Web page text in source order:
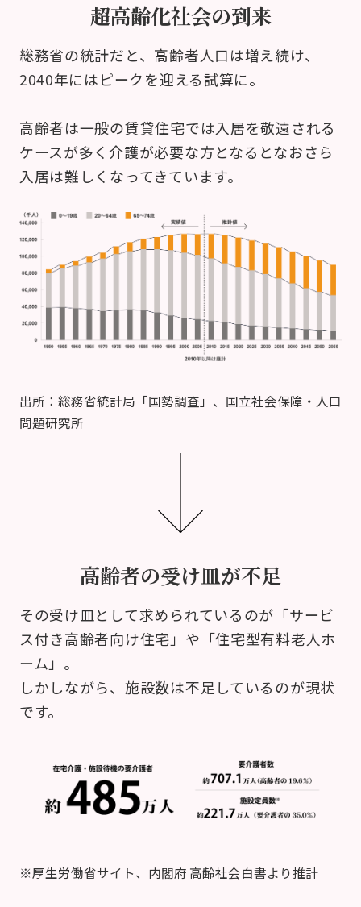
超高齢化社会の到来
総務省の統計だと、高齢者人口は増え続け、
2040年にはピークを迎える試算に。
高齢者は一般の賃貸住宅では入居を敬遠される
ケースが多く介護が必要な方となるとなおさら
入居は難しくなってきています。
出所：総務省統計局「国勢調査」、国立社会保障・人口
問題研究所
高齢者の受け皿が不足
その受け皿として求められているのが「サービ
ス付き高齢者向け住宅」や「住宅型有料老人ホ
ーム」。
しかしながら、施設数は不足しているのが現状
です。
※厚生労働省サイト、内閣府 高齢社会白書より推計